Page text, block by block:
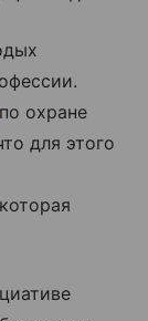
по охране
для этого